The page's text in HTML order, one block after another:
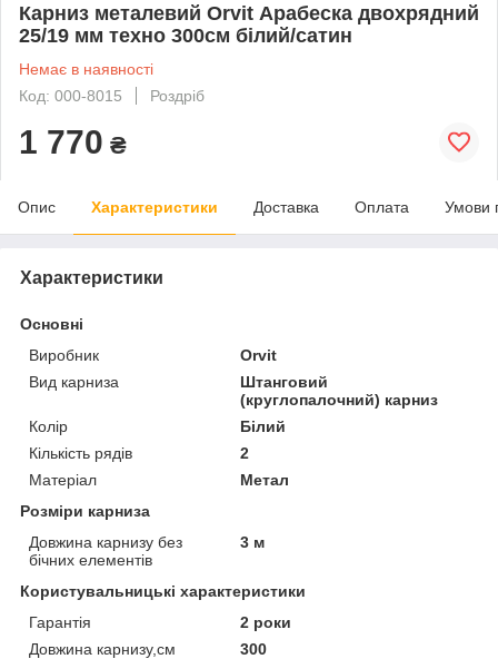
Карниз металевий Orvit Арабеска двохрядний
25/19 мм техно 300см білий/сатин
Немає в наявності
Код: 000-8015
Роздріб
1 770 ₴
Опис Характеристики Доставка Оплата Умови
Характеристики
Основні
Виробник
Orvit
Вид карниза
Штанговий
(круглопалочний) карниз
Колір
Білий
Кількість рядів
2
Матеріал
Метал
Розміри карниза
Довжина карнизу без
бічних елементів
3 м
Користувальницькі характеристики
Гарантія
2 роки
Довжина карнизу,см
300